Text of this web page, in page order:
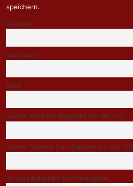
speichern.
Vorname
Nachname
Email
Telefon mobil (nur Mitglieder GO, GM, TG)
Telefon Festnetz (nur Mitglieder GO, GM, TG)
Ich bin Mitglied der Trachtenkapelle